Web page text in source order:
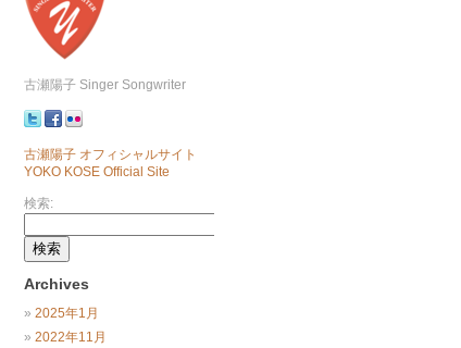
古瀬陽子 Singer Songwriter
古瀬陽子 オフィシャルサイト
YOKO KOSE Official Site
検索:
Archives
2025年1月
2022年11月